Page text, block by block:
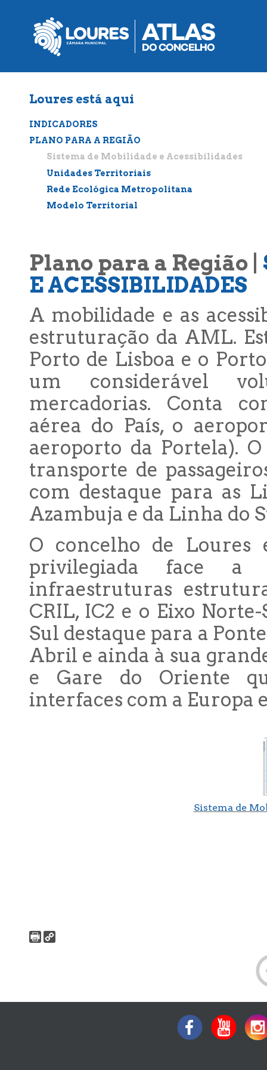
Loures está aqui
INDICADORES
PLANO PARA A REGIÃO
Sistema de Mobilidade e Acessibilidades
Unidades Territoriais
Rede Ecológica Metropolitana
Modelo Territorial
Plano para a Região |
E ACESSIBILIDADES
A mobilidade e as
estruturação da AML.
Porto de Lisboa e o
um considerável
mercadorias. Conta
aérea do País, o
aeroporto da Portela).
transporte de
com destaque para as
Azambuja e da Linha do
O concelho de Loures
privilegiada face
infraestruturas
CRIL, IC2 e o Eixo
Sul destaque para a
Abril e ainda à sua
e Gare do Oriente
interfaces com a Europa
Sistema de